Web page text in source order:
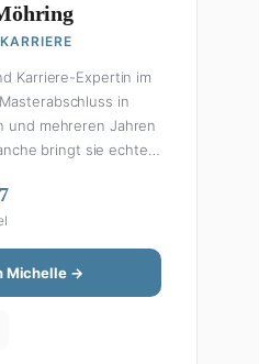
Karriere-Expertin im
in
und mehreren Jahren
bringt sie echtes
nicht wie eine
liegt darin, komplexe
dass sie jeder
dafür mit
Von ETF-
Michelle →